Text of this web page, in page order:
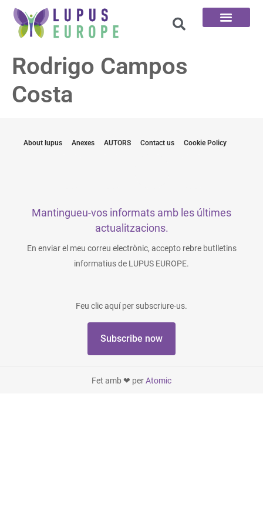
Rodrigo Campos
Costa
About lupus Anexes AUTORS Contact us Cookie Policy
Mantingueu-vos informats amb les últimes
actualitzacions.
En enviar el meu correu electrònic, accepto rebre butlletins
informatius de LUPUS EUROPE.
Feu clic aquí per subscriure-us.
Subscribe now
Fet amb ❤ perAtomic